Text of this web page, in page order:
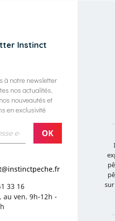
Instinct
à notre newsletter
nos actualités,
nouveautés et
en exclusivité
33 16
au ven. 9h-12h -